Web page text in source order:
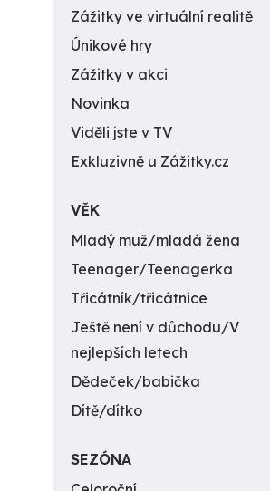
Zážitky ve virtuální realitě
Únikové hry
Zážitky v akci
Novinka
Viděli jste v TV
Exkluzivně u Zážitky.cz
VĚK
Mladý muž/mladá žena
Teenager/Teenagerka
Třicátník/třicátnice
Ještě není v důchodu/V
nejlepších letech
Dědeček/babička
Dítě/dítko
SEZÓNA